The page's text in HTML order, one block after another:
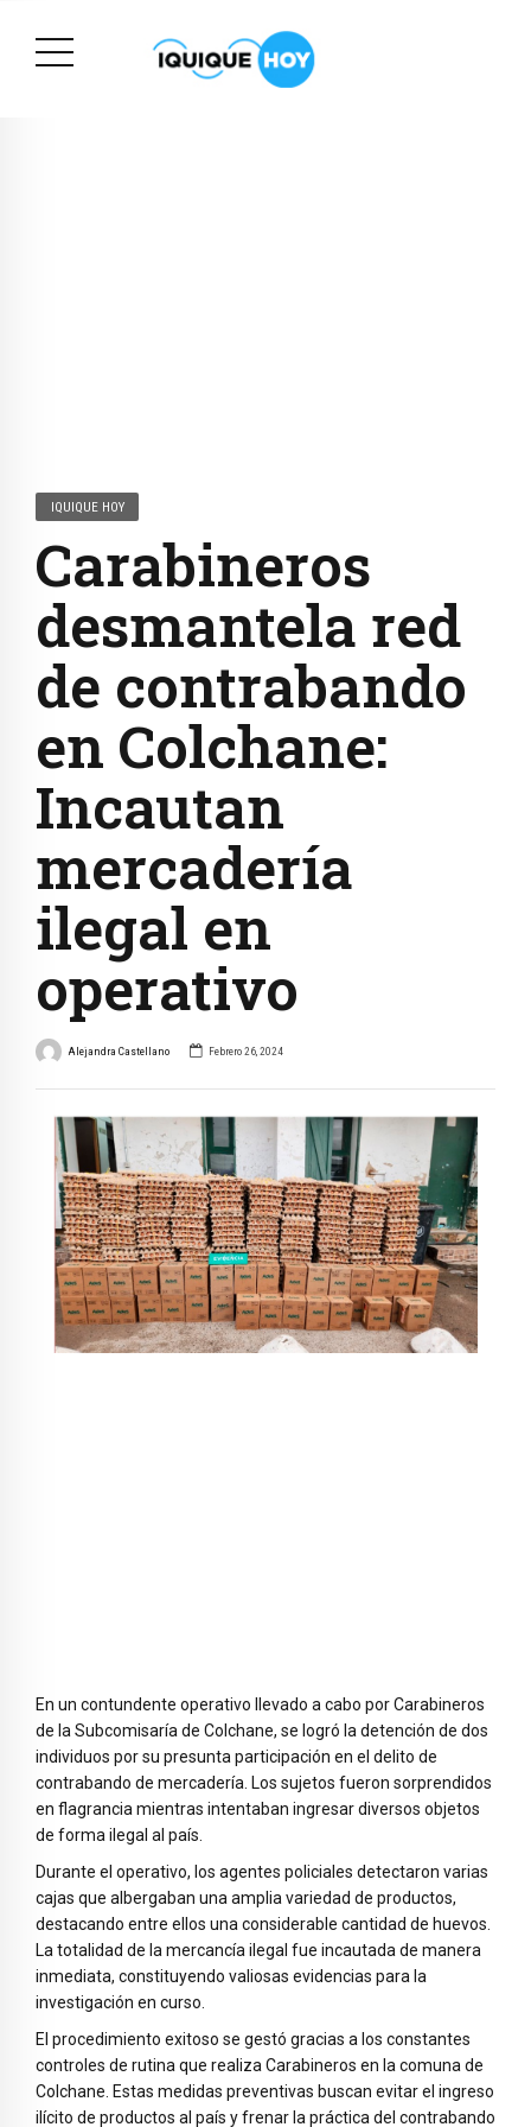
IQUIQUE HOY
Carabineros
desmantela red
de contrabando
en Colchane:
Incautan
mercadería
ilegal en
operativo
Alejandra Castellano Febrero 26, 2024
En un contundente operativo llevado a cabo por Carabineros
de la Subcomisaría de Colchane, se logró la detención de dos
individuos por su presunta participación en el delito de
contrabando de mercadería. Los sujetos fueron sorprendidos
en flagrancia mientras intentaban ingresar diversos objetos
de forma ilegal al país.
Durante el operativo, los agentes policiales detectaron varias
cajas que albergaban una amplia variedad de productos,
destacando entre ellos una considerable cantidad de huevos.
La totalidad de la mercancía ilegal fue incautada de manera
inmediata, constituyendo valiosas evidencias para la
investigación en curso.
El procedimiento exitoso se gestó gracias a los constantes
controles de rutina que realiza Carabineros en la comuna de
Colchane. Estas medidas preventivas buscan evitar el ingreso
ilícito de productos al país y frenar la práctica del contrabando